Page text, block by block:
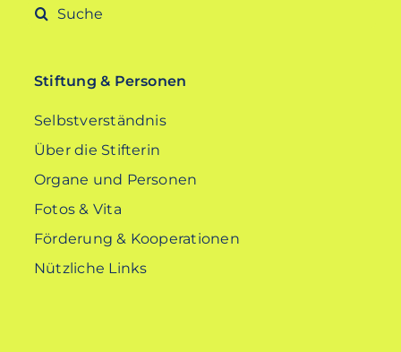
Suche
Stiftung & Personen
Selbstverständnis
Über die Stifterin
Organe und Personen
Fotos & Vita
Förderung & Kooperationen
Nützliche Links